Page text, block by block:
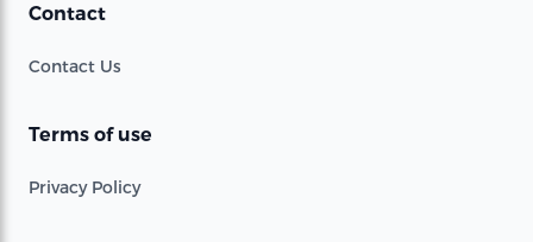
Contact
Contact Us
Terms of use
Privacy Policy